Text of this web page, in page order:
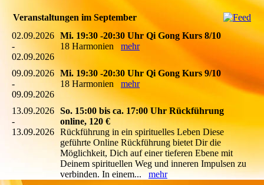
Veranstaltungen im September
02.09.2026
-
02.09.2026
Mi. 19:30 -20:30 Uhr Qi Gong Kurs 8/10
18 Harmonien mehr
09.09.2026
-
09.09.2026
Mi. 19:30 -20:30 Uhr Qi Gong Kurs 9/10
18 Harmonien mehr
13.09.2026
-
13.09.2026
So. 15:00 bis ca. 17:00 Uhr Rückführung
online, 120 €
Rückführung in ein spirituelles Leben Diese
geführte Online Rückführung bietet Dir die
Möglichkeit, Dich auf einer tieferen Ebene mit
Deinem spirituellen Weg und inneren Impulsen zu
verbinden. In einem... mehr